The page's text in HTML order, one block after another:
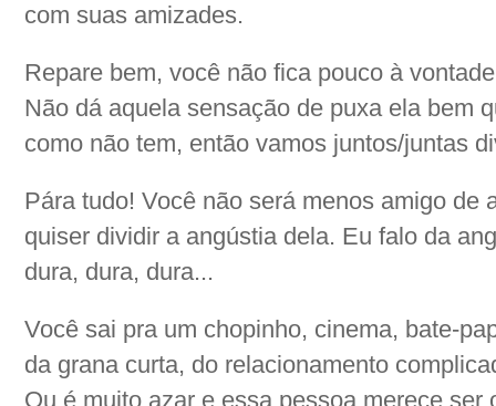
com suas amizades.
Repare bem, você não fica pouco à
Não dá aquela sensação de puxa ela bem
como não tem, então vamos juntos/juntas
Pára tudo! Você não será menos amigo de
quiser dividir a angústia dela. Eu falo da
dura, dura, dura...
Você sai pra um chopinho, cinema, bate-
da grana curta, do relacionamento
Ou é muito azar e essa pessoa merece ser